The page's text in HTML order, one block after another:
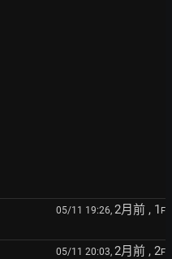
05/11 19:26, 2月前 , 1 F
05/11 20:03, 2月前 , 2F